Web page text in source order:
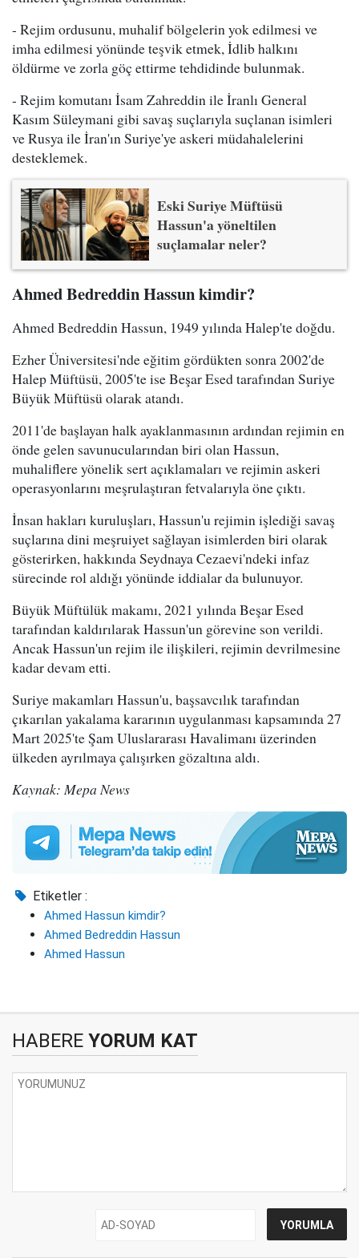
- Rejim ordusunu, muhalif bölgelerin yok edilmesi ve
imha edilmesi yönünde teşvik etmek, İdlib halkını
öldürme ve zorla göç ettirme tehdidinde bulunmak.
- Rejim komutanı İsam Zahreddin ile İranlı General
Kasım Süleymani gibi savaş suçlarıyla suçlanan isimleri
ve Rusya ile İran'ın Suriye'ye askeri müdahalelerini
desteklemek.
Eski Suriye Müftüsü
Hassun'a yöneltilen
suçlamalar neler?
Ahmed Bedreddin Hassun kimdir?
Ahmed Bedreddin Hassun, 1949 yılında Halep'te doğdu.
Ezher Üniversitesi'nde eğitim gördükten sonra 2002'de
Halep Müftüsü, 2005'te ise Beşar Esed tarafından Suriye
Büyük Müftüsü olarak atandı.
2011'de başlayan halk ayaklanmasının ardından rejimin en
önde gelen savunucularından biri olan Hassun,
muhaliflere yönelik sert açıklamaları ve rejimin askeri
operasyonlarını meşrulaştıran fetvalarıyla öne çıktı.
İnsan hakları kuruluşları, Hassun'u rejimin işlediği savaş
suçlarına dini meşruiyet sağlayan isimlerden biri olarak
gösterirken, hakkında Seydnaya Cezaevi'ndeki infaz
sürecinde rol aldığı yönünde iddialar da bulunuyor.
Büyük Müftülük makamı, 2021 yılında Beşar Esed
tarafından kaldırılarak Hassun'un görevine son verildi.
Ancak Hassun'un rejim ile ilişkileri, rejimin devrilmesine
kadar devam etti.
Suriye makamları Hassun'u, başsavcılık tarafından
çıkarılan yakalama kararının uygulanması kapsamında 27
Mart 2025'te Şam Uluslararası Havalimanı üzerinden
ülkeden ayrılmaya çalışırken gözaltına aldı.
Kaynak: Mepa News
Etiketler :
Ahmed Hassun kimdir?
Ahmed Bedreddin Hassun
Ahmed Hassun
HABERE YORUM KAT